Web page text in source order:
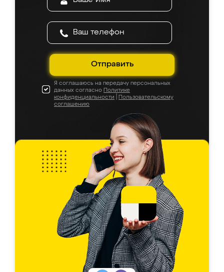
Отправить
Я соглашаюсь на передачу персональных
данных согласно Политике
конфиденциальности
Пользовательскому
соглашению